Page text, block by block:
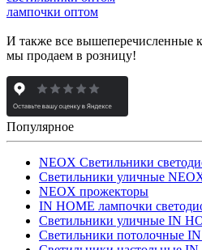
лампочки оптом
И также все вышеперечисленные
мы продаем в розницу!
Популярное
NEOX Светильники
Светильники уличные
NEOX прожекторы
IN HOME лампочки
Светильники уличные IN
Светильники потолочные